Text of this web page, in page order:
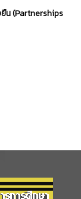
ยืน (Partnerships